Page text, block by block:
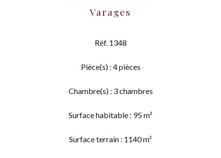
Varages
Réf. 1348
Pièce(s) : 4 pièces
Chambre(s) : 3 chambres
Surface habitable : 95 m²
Surface terrain : 1140 m²